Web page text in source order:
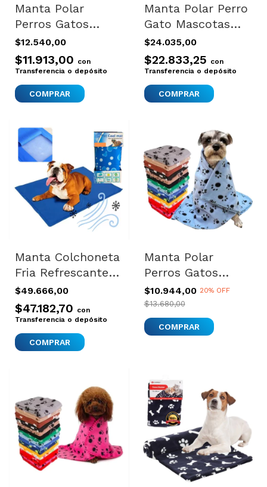
Manta Polar
Perros Gatos
Cachorros Cancat
Suave Calida
Nueva Varios
$12.540,00
$11.913,00 con
Transferencia o depósito
Manta Polar Perro
Gato Mascotas
Calidad 70x100cm
Azul Oscuro
$24.035,00
$22.833,25 con
Transferencia o depósito
Manta Colchoneta
Fria Refrescante
Perros Gatos
Mascotas M Azul
$49.666,00
$47.182,70 con
Transferencia o depósito
Manta Polar
Perros Gatos
Cachorros Suave
Calida Invierno M
$10.944,00 20% OFF
$13.680,00